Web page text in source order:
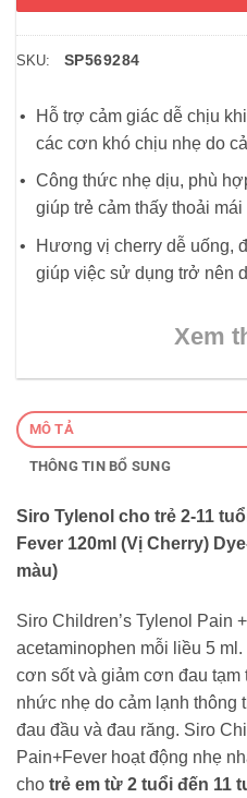
SKU: SP569284
Hỗ trợ cảm giác dễ chịu
các cơn khó chịu nhẹ do
Công thức nhẹ dịu, phù
giúp trẻ cảm thấy thoải mái
Hương vị cherry dễ uống,
giúp việc sử dụng trở nên
Xem
MÔ TẢ
THÔNG TIN BỔ SUNG
Siro Tylenol cho trẻ 2-11
Fever 120ml (Vị Cherry)
màu)
Siro Children’s Tylenol Pain
acetaminophen mỗi liều 5
cơn sốt và giảm cơn đau
nhức nhẹ do cảm lạnh thông
đau đầu và đau răng. Siro
Pain+Fever hoạt động nhẹ
cho trẻ em từ 2 tuổi đến 11